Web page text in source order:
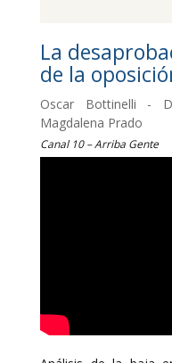
La
de la
Oscar Bottinelli -
Magdalena Prado
Canal 10 – Arriba Gente